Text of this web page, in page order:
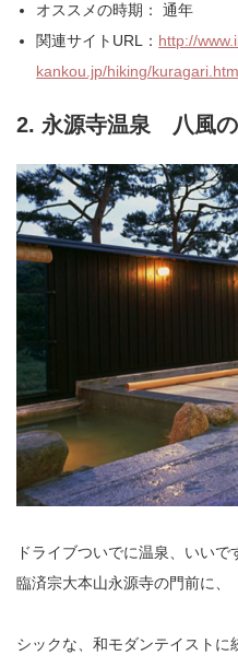
オススメの時期： 通年
関連サイトURL： http://
kankou.jp/hiking/
2. 永源寺温泉 八風の
ドライブついでに温泉、いいで
臨済宗大本山永源寺の門前に、
シックな、和モダンテイストに